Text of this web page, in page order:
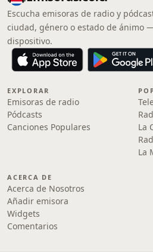
Escucha emisoras de radio y
ciudad, género o estado de ánimo
dispositivo.
EXPLORAR
Emisoras de radio
Pódcasts
Canciones Populares
La
La
ACERCA DE
Acerca de Nosotros
Añadir emisora
Widgets
Comentarios